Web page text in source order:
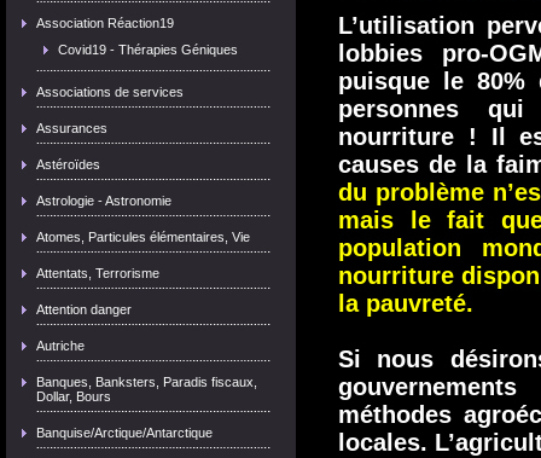
Association Réaction19
Covid19 - Thérapies Géniques
Associations de services
Assurances
Astéroïdes
Astrologie - Astronomie
Atomes, Particules élémentaires, Vie
Attentats, Terrorisme
Attention danger
Autriche
Banques, Banksters, Paradis fiscaux,
Dollar, Bours
Banquise/Arctique/Antarctique
L’utilisation
lobbies pro-
puisque le 80%
personnes
nourriture ! Il
causes de la
du problème
mais le fait
population
nourriture
la pauvreté.
Si nous
méthodes
locales.